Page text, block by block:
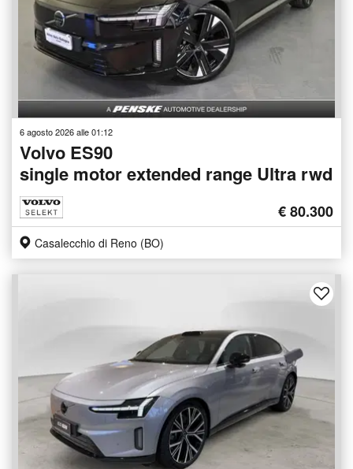
6 agosto 2026 alle 01:12
Volvo ES90
single motor extended range Ultra rwd
€ 80.300
Casalecchio di Reno (BO)